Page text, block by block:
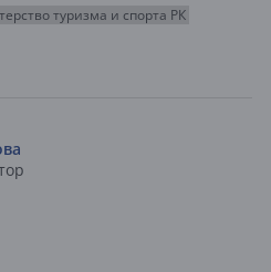
туризма и спорта РК